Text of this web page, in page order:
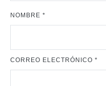
NOMBRE *
CORREO ELECTRÓNICO *